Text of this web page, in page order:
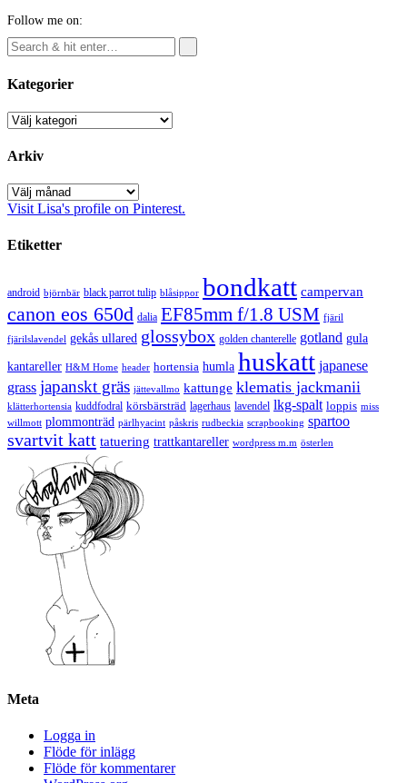
Follow me on:
Kategorier
Kategorier
Arkiv
Arkiv
Visit Lisa's profile on Pinterest.
Etiketter
android björnbär black parrot tulip blåsippor bondkatt campervan
canon eos 650d dalia EF85mm f/1.8 USM fjäril
fjärilslavendel gekås ullared glossybox golden chanterelle gotland gula
kantareller H&M Home header hortensia humla huskatt japanese
grass japanskt gräs jättevallmo kattunge klematis jackmanii
klätterhortensia kuddfodral körsbärsträd lagerhaus lavendel lkg-spalt loppis miss
willmott plommonträd pärlhyacint påskris rudbeckia scrapbooking spartoo
svartvit katt tatuering trattkantareller wordpress m.m österlen
Meta
Logga in
Flöde för inlägg
Flöde för kommentarer